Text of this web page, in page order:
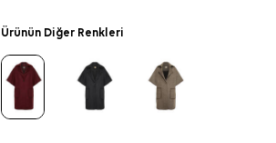
Ürünün Diğer Renkleri